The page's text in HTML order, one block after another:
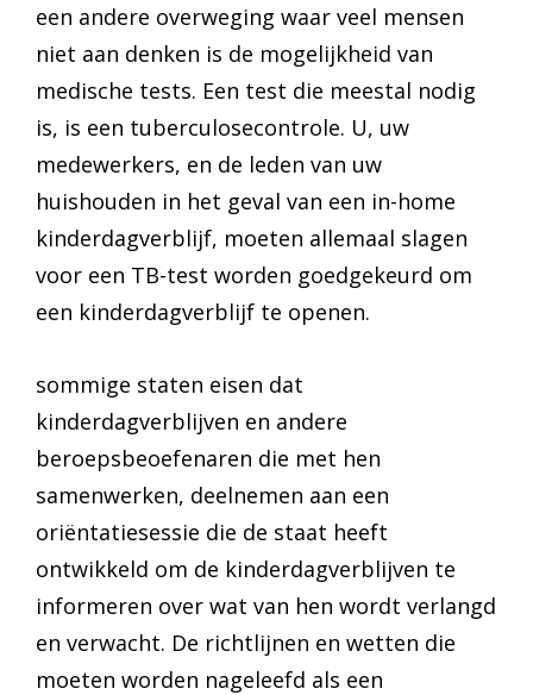
een andere overweging waar veel mensen
niet aan denken is de mogelijkheid van
medische tests. Een test die meestal nodig
is, is een tuberculosecontrole. U, uw
medewerkers, en de leden van uw
huishouden in het geval van een in-home
kinderdagverblijf, moeten allemaal slagen
voor een TB-test worden goedgekeurd om
een kinderdagverblijf te openen.
sommige staten eisen dat
kinderdagverblijven en andere
beroepsbeoefenaren die met hen
samenwerken, deelnemen aan een
oriëntatiesessie die de staat heeft
ontwikkeld om de kinderdagverblijven te
informeren over wat van hen wordt verlangd
en verwacht. De richtlijnen en wetten die
moeten worden nageleefd als een